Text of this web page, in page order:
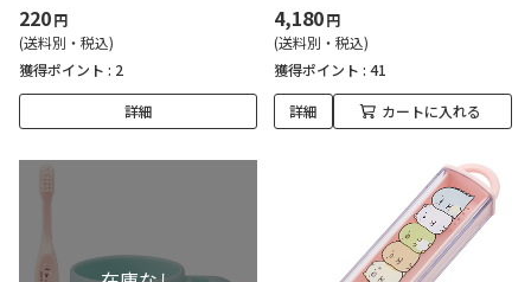
220円
(送料別・税込)
獲得ポイント : 2
詳細
4,180円
(送料別・税込)
獲得ポイント : 41
詳細 カートに入れる